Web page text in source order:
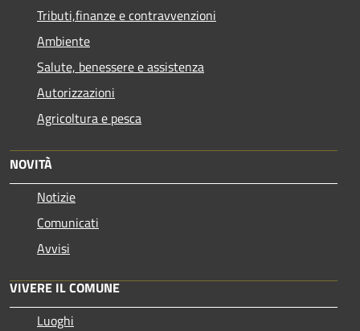
Tributi,finanze e contravvenzioni
Ambiente
Salute, benessere e assistenza
Autorizzazioni
Agricoltura e pesca
NOVITÀ
Notizie
Comunicati
Avvisi
VIVERE IL COMUNE
Luoghi